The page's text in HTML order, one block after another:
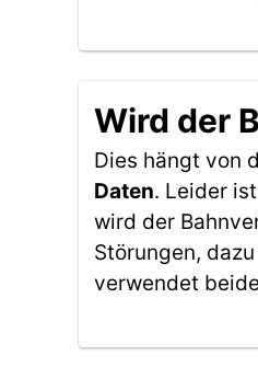
Wird der
Dies hängt von
Daten. Leider
wird der
Störungen,
verwendet